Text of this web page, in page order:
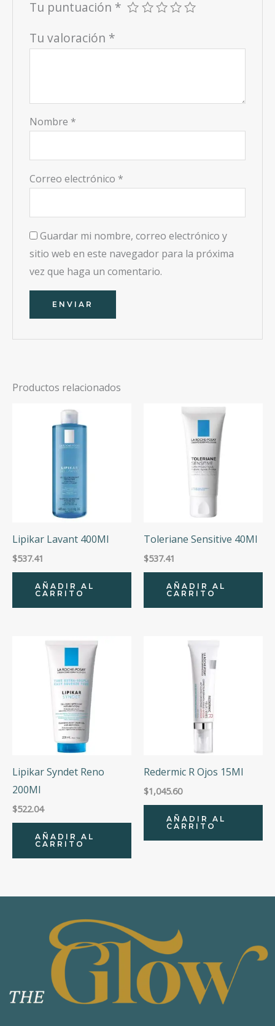
Tu puntuación *
Tu valoración *
Nombre *
Correo electrónico *
Guardar mi nombre, correo electrónico y
sitio web en este navegador para la próxima
vez que haga un comentario.
Productos relacionados
Lipikar Lavant 400Ml
$537.41
AÑADIR AL
CARRITO
Toleriane Sensitive 40Ml
$537.41
AÑADIR AL
CARRITO
Lipikar Syndet Reno
200Ml
$522.04
AÑADIR AL
CARRITO
Redermic R Ojos 15Ml
$1,045.60
AÑADIR AL
CARRITO